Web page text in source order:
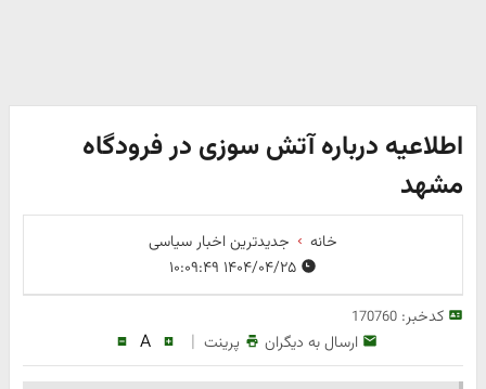
اطلاعیه درباره آتش سوزی در فرودگاه
مشهد
خانه
جدیدترین اخبار سیاسی
کدخبر:170760
ارسال به دیگران پرینت |
A